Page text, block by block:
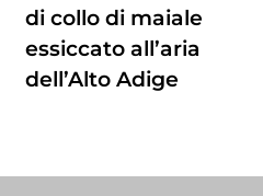
di collo di maiale
essiccato all’aria
dell’Alto Adige